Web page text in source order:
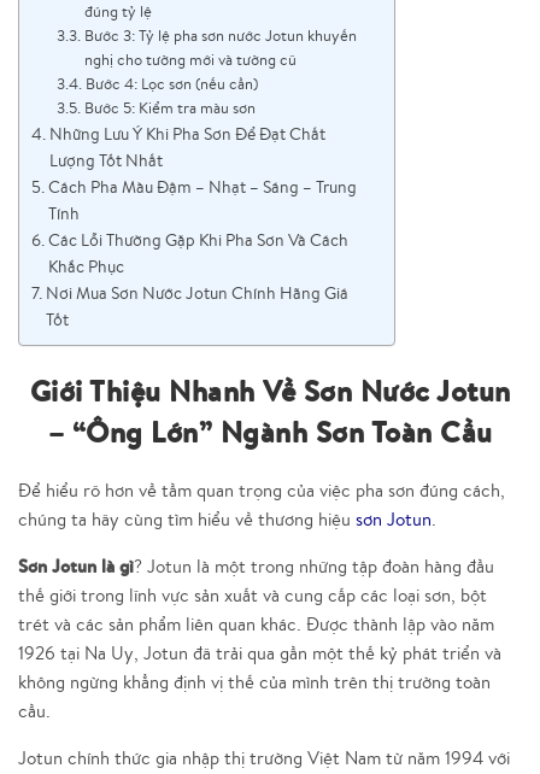
đúng tỷ lệ
Bước 3: Tỷ lệ pha sơn nước Jotun khuyến
nghị cho tường mới và tường cũ
Bước 4: Lọc sơn (nếu cần)
Bước 5: Kiểm tra màu sơn
Những Lưu Ý Khi Pha Sơn Để Đạt Chất
Lượng Tốt Nhất
Cách Pha Màu Đậm – Nhạt – Sáng – Trung
Tính
Các Lỗi Thường Gặp Khi Pha Sơn Và Cách
Khắc Phục
Nơi Mua Sơn Nước Jotun Chính Hãng Giá
Tốt
Giới Thiệu Nhanh Về Sơn Nước Jotun
– “Ông Lớn” Ngành Sơn Toàn Cầu
Để hiểu rõ hơn về tầm quan trọng của việc pha sơn đúng cách,
chúng ta hãy cùng tìm hiểu về thương hiệu sơn Jotun.
Sơn Jotun là gì? Jotun là một trong những tập đoàn hàng đầu
thế giới trong lĩnh vực sản xuất và cung cấp các loại sơn, bột
trét và các sản phẩm liên quan khác. Được thành lập vào năm
1926 tại Na Uy, Jotun đã trải qua gần một thế kỷ phát triển và
không ngừng khẳng định vị thế của mình trên thị trường toàn
cầu.
Jotun chính thức gia nhập thị trường Việt Nam từ năm 1994 với